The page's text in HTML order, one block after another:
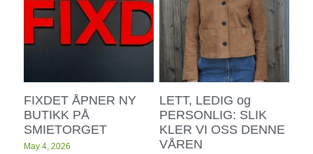
FIXDET ÅPNER NY
BUTIKK PÅ
SMIETORGET
May 4, 2026
LETT, LEDIG og
PERSONLIG: SLIK
KLER VI OSS DENNE
VÅREN